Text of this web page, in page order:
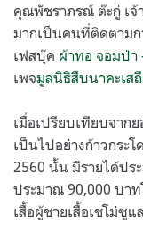
คุณพัชราภรณ์ ต๊ะกู่ เจ้
มากเป็นคนที่ติดตามก
เฟสบุ๊ค ผ้าทอ จอมป่า
เพจมูลนิธิสืบนาคะเส
เมื่อเปรียบเทียบจา
เป็นไปอย่างก้าวกระ
2560 นั้น มีรายได้ปร
ประมาณ 90,000 บา
เสื้อผู้ชายเสื้อเชโม่ซู